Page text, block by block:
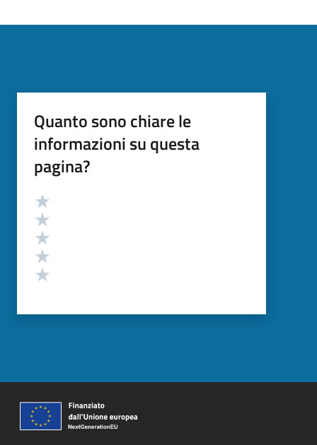
Quanto sono chiare le
informazioni su questa
pagina?
Valutazione